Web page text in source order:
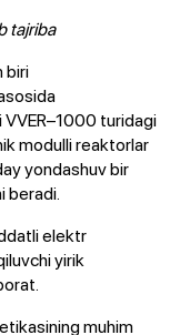
tajriba
biri
turidagi
modulli reaktorlar
yondashuv bir
beradi.
elektr
yirik
muhim